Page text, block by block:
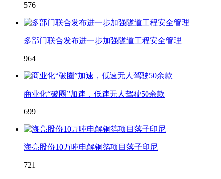
576
多部门联合发布进一步加强隧道工程安全管理
964
商业化“破圈”加速，低速无人驾驶50余款
699
海亮股份10万吨电解铜箔项目落子印尼
721